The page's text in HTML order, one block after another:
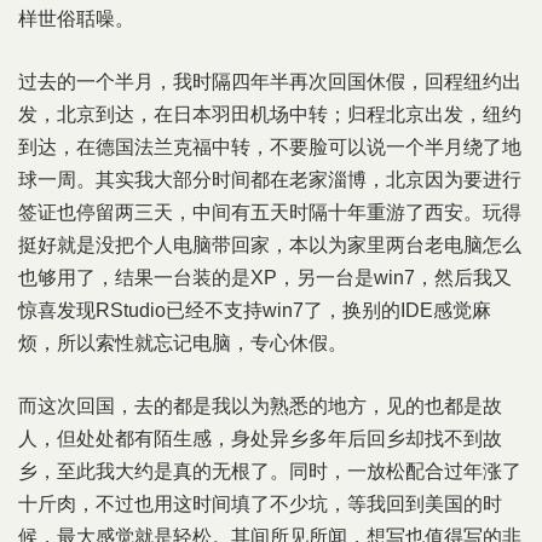
样世俗聒噪。
过去的一个半月，我时隔四年半再次回国休假，回程纽约出
发，北京到达，在日本羽田机场中转；归程北京出发，纽约
到达，在德国法兰克福中转，不要脸可以说一个半月绕了地
球一周。其实我大部分时间都在老家淄博，北京因为要进行
签证也停留两三天，中间有五天时隔十年重游了西安。玩得
挺好就是没把个人电脑带回家，本以为家里两台老电脑怎么
也够用了，结果一台装的是XP，另一台是win7，然后我又
惊喜发现RStudio已经不支持win7了，换别的IDE感觉麻
烦，所以索性就忘记电脑，专心休假。
而这次回国，去的都是我以为熟悉的地方，见的也都是故
人，但处处都有陌生感，身处异乡多年后回乡却找不到故
乡，至此我大约是真的无根了。同时，一放松配合过年涨了
十斤肉，不过也用这时间填了不少坑，等我回到美国的时
候，最大感觉就是轻松。其间所见所闻，想写也值得写的非